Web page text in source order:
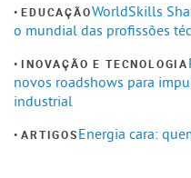
EDUCAÇÃOWorldSkills
o mundial das profissões
INOVAÇÃO E TECNOLOGIA
novos roadshows para
industrial
ARTIGOSEnergia cara: